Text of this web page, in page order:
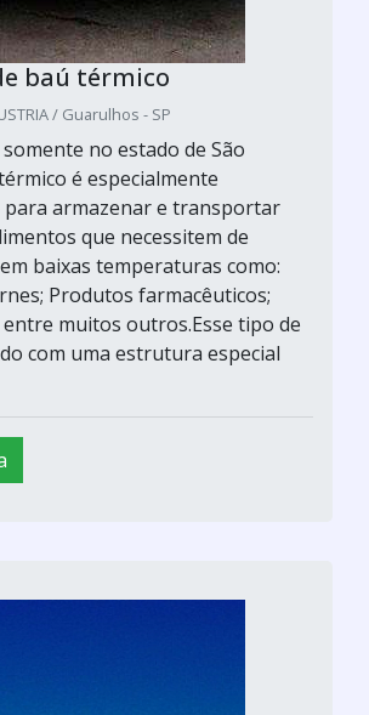
baú térmico
/ Guarulhos - SP
no estado de São
é especialmente
para armazenar e transportar
que necessitem de
baixas temperaturas como:
Produtos farmacêuticos;
muitos outros.Esse tipo de
com uma estrutura especial